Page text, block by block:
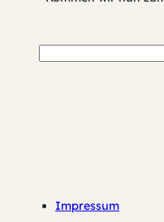
Impressum